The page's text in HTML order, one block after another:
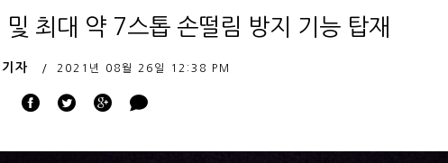
최대 약 7스톱 손떨림 방지 기능 탑재
자 2021년 08월 26일 12:38 PM